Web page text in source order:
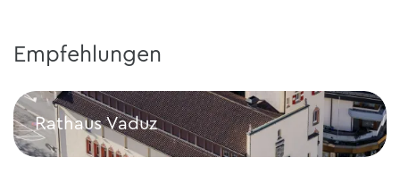
Empfehlungen
Rathaus Vaduz
Rathaus Vaduz